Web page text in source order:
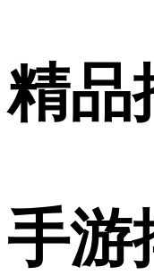
精品
手游